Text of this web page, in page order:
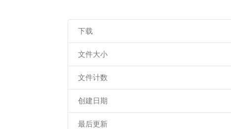
下载
文件大小
文件计数
创建日期
最后更新